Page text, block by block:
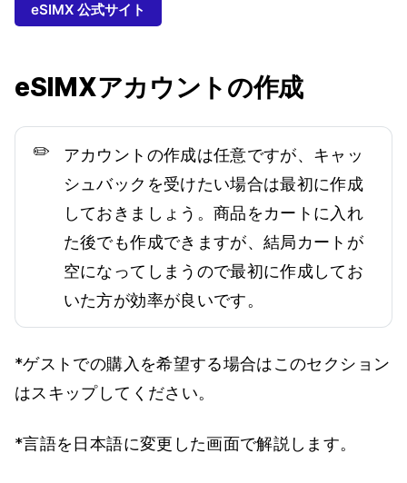
eSIMX 公式サイト
eSIMXアカウントの作成
✏️
アカウントの作成は任意ですが、キャッ
シュバックを受けたい場合は最初に作成
しておきましょう。商品をカートに入れ
た後でも作成できますが、結局カートが
空になってしまうので最初に作成してお
いた方が効率が良いです。
*ゲストでの購入を希望する場合はこのセクション
はスキップしてください。
*言語を日本語に変更した画面で解説します。